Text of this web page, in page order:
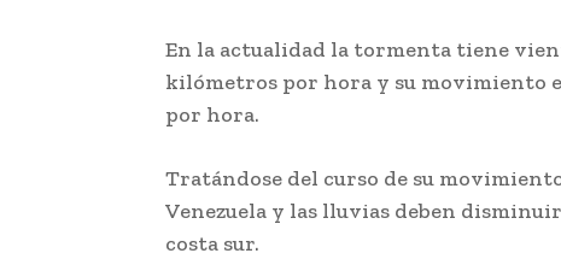
En la actualidad la tormenta tiene
kilómetros por hora y su movimiento
por hora.
Tratándose del curso de su
Venezuela y las lluvias deben
costa sur.